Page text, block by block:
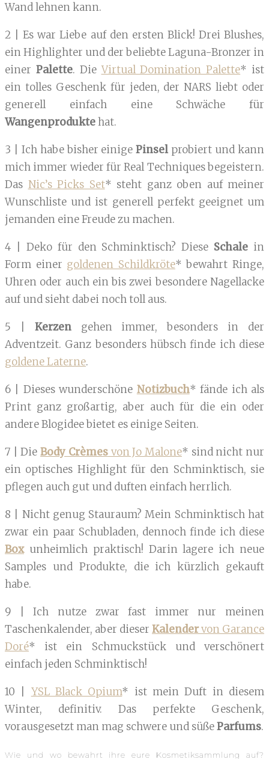
Wand lehnen kann.
2 | Es war Liebe auf den ersten Blick! Drei Blushes,
ein Highlighter und der beliebte Laguna-Bronzer in
einer Palette. DieVirtual Domination Palette* ist
ein tolles Geschenk für jeden, der NARS liebt oder
generell einfach eine Schwäche für
Wangenproduktehat.
3 | Ich habe bisher einige Pinsel probiert und kann
mich immer wieder für Real Techniques begeistern.
Das Nic’s Picks Set* steht ganz oben auf meiner
Wunschliste und ist generell perfekt geeignet um
jemanden eine Freude zu machen.
4 | Deko für den Schminktisch? Diese Schale in
Form einer goldenen Schildkröte* bewahrt Ringe,
Uhren oder auch ein bis zwei besondere Nagellacke
auf und sieht dabei noch toll aus.
5 | Kerzengehen immer, besonders in der
Adventzeit. Ganz besonders hübsch finde ich diese
goldene Laterne.
6 | Dieses wunderschöne Notizbuch* fände ich als
Print ganz großartig, aber auch für die ein oder
andere Blogidee bietet es einige Seiten.
7 | DieBody Crèmesvon Jo Malone* sind nicht nur
ein optisches Highlight für den Schminktisch, sie
pflegen auch gut und duften einfach herrlich.
8 | Nicht genug Stauraum? Mein Schminktisch hat
zwar ein paar Schubladen, dennoch finde ich diese
Boxunheimlich praktisch! Darin lagere ich neue
Samples und Produkte, die ich kürzlich gekauft
habe.
9 | Ich nutze zwar fast immer nur meinen
Taschenkalender, aber dieser Kalendervon Garance
Doré* ist ein Schmuckstück und verschönert
einfach jeden Schminktisch!
10 | YSL Black Opium* ist mein Duft in diesem
Winter, definitiv. Das perfekte Geschenk,
vorausgesetzt man mag schwere und süßeParfums.
Wie und wo bewahrt ihre eure Kosmetiksammlung auf?